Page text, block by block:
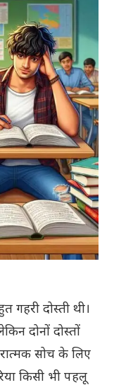
गहरी दोस्ती थी।
दोनों दोस्तों
सोच के लिए
किसी भी पहलू